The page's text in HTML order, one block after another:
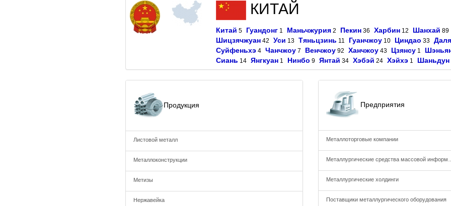
КИТАЙ
Китай 5 Гуандонг 1 Маньчжурия 2 Пекин 36 Харбин 12 Шанхай 89
Шицзячжуан 42 Уси 13 Тяньцзинь 11 Гуанчжоу 10 Циндао 33
Суйфеньхэ 4 Чанчжоу 7 Венчжоу 92 Ханчжоу 43 Цзянсу 1
Сиань 14 Янгкуан 1 Нинбо 9 Янтай 34 Хэбэй 24 Хэйхэ 1 Шаньдун
Продукция
Листовой металл
Металлоконструкции
Метизы
Нержавейка
Предприятия
Металлоторговые компании
Металлургические холдинги
Поставщики металлургического оборудования